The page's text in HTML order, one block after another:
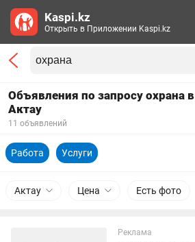
Объявления по запросу охрана в
Актау
11 объявлений
Работа Услуги
Актау Цена Есть фото
Реклама
Kaspi.kz
Открыть в Приложении Kaspi.kz